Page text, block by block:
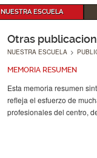
NUESTRA ESCUELA
Otras
NUESTRA ESCUELA >
MEMORIA RESUMEN
Esta memoria resumen
refleja el esfuerzo de
profesionales del centro,